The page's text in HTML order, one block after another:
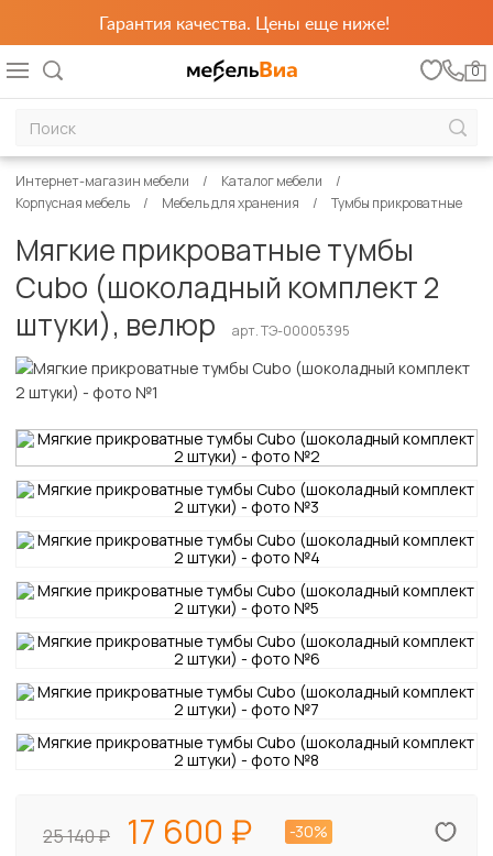
Гарантия качества. Цены еще ниже!
0
Интернет-магазин мебели
Каталог мебели
Корпусная мебель
Мебель для хранения Тумбы прикроватные
Мягкие прикроватные тумбы
Cubo (шоколадный комплект 2
штуки), велюр
арт. ТЭ-00005395
25 140 17 600 -30%